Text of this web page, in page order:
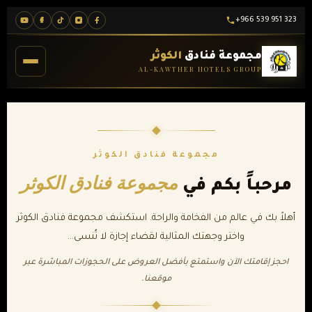
content
+966 539 951 323
مجموعة فنادق الكوثر
AL-KAWTHER HOTELS GROUP
مجموعة فنادق الكوثر
مرحباً بكم في مجموعة فنادق الكوثر
أهلاً بك في عالم من الفخامة والراحة. استكشف مجموعة فنادق الكوثر
واختر وجهتك المثالية لقضاء إجازة لا تُنسى...
احجز إقامتك الآن واستمتع بأفضل العروض على الحجوزات المباشرة عبر
موقعنا.